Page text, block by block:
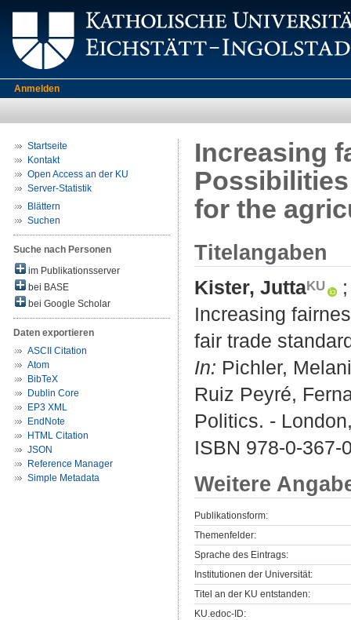
Anmelden
Startseite
Kontakt
Open Access an der KU
Server-Statistik
Blättern
Suchen
Suche nach Personen
im Publikationsserver
bei BASE
bei Google Scholar
Daten exportieren
ASCII Citation
Atom
BibTeX
Dublin Core
EP3 XML
EndNote
HTML Citation
JSON
Reference Manager
Simple Metadata
Increasing
for the
Titelangaben
Kister, Jutta
Increasing
fair trade
In: Pichler,
Ruiz Peyré,
Politics. -
ISBN 978-0-367-
Weitere
Publikationsform:
Themenfelder:
Sprache des Eintrags:
Institutionen der Universität:
Titel an der KU entstanden:
KU.edoc-ID: